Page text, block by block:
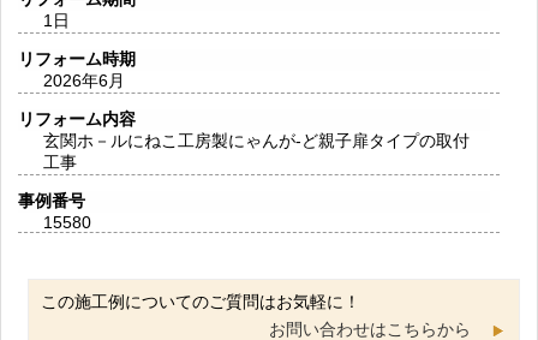
1日
リフォーム時期
2026年6月
リフォーム内容
玄関ホ－ルにねこ工房製にゃんが-ど親子扉タイプの取付
工事
事例番号
15580
この施工例についてのご質問はお気軽に！
お問い合わせはこちらから